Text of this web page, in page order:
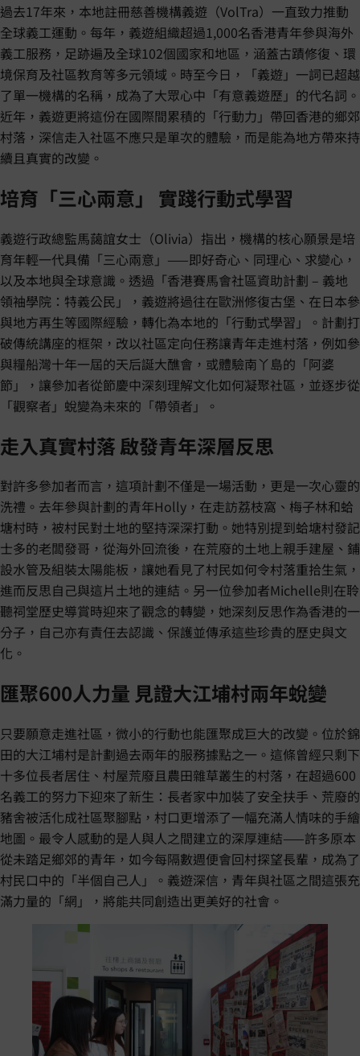
過去17年來，本地註冊慈善機構義遊（VolTra）一直致力推動
全球義工運動。每年，義遊組織超過1,000名香港青年參與海外
義工服務，足跡遍及全球102個國家和地區，涵蓋古蹟修復、環
境保育及社區教育等多元領域。時至今日，「義遊」一詞已超越
了單一機構的名稱，成為了大眾心中「有意義遊歷」的代名詞。
近年，義遊更將這份在國際間累積的「行動力」帶回香港的鄉郊
村落，深信走入社區不應只是單次的體驗，而是能為地方帶來持
續且真實的改變。
培育「三心兩意」 實踐行動式學習
義遊行政總監馬藹誼女士（Olivia）指出，機構的核心願景是培
育年輕一代具備「三心兩意」——即好奇心、同理心、求變心，
以及本地與全球意識。透過「香港賽馬會社區資助計劃 – 義地
領袖學院：特義公民」，義遊將過往在歐洲修復古堡、在日本參
與地方再生等國際經驗，轉化為本地的「行動式學習」。計劃打
破傳統講座的框架，改以社區定向任務讓青年走進村落，例如參
與糧船灣十年一屆的天后誕大醮會，或體驗南丫島的「阿婆
節」，讓參加者從節慶中深刻理解文化如何凝聚社區，並逐步從
「觀察者」蛻變為未來的「帶領者」。
走入真實村落 啟發青年深層反思
對許多參加者而言，這項計劃不僅是一場活動，更是一次心靈的
洗禮。去年參與計劃的青年Holly，在走訪荔枝窩、梅子林和蛤
塘村時，被村民對土地的堅持深深打動。她特別提到蛤塘村發記
士多的老闆發哥，從海外回流後，在荒廢的土地上親手建屋、鋪
設水管及組裝太陽能板，讓她看見了村民如何令村落重拾生氣，
進而反思自己與這片土地的連結。另一位參加者Michelle則在聆
聽祠堂歷史導賞時迎來了觀念的轉變，她深刻反思作為香港的一
分子，自己亦有責任去認識、保護並傳承這些珍貴的歷史與文
化。
匯聚600人力量 見證大江埔村兩年蛻變
只要願意走進社區，微小的行動也能匯聚成巨大的改變。位於錦
田的大江埔村是計劃過去兩年的服務據點之一。這條曾經只剩下
十多位長者居住、村屋荒廢且農田雜草叢生的村落，在超過600
名義工的努力下迎來了新生：長者家中加裝了安全扶手、荒廢的
豬舍被活化成社區聚腳點，村口更增添了一幅充滿人情味的手繪
地圖。最令人感動的是人與人之間建立的深厚連結——許多原本
從未踏足鄉郊的青年，如今每隔數週便會回村探望長輩，成為了
村民口中的「半個自己人」。義遊深信，青年與社區之間這張充
滿力量的「網」，將能共同創造出更美好的社會。